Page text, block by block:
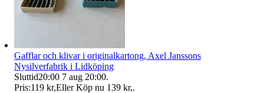
Gafflar och klivar i originalkartong, Axel Janssons
Nysilverfabrik i Lidköping
Sluttid20:00 7 aug 20:00.
Pris:119 kr,Eller Köp nu 139 kr,.